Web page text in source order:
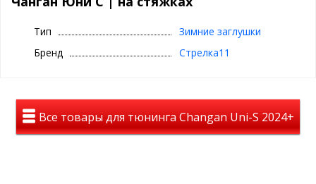
температурах
⊕ надежно фиксируется,идельно повторяет
⊕ используется зимой для защиты от грязи,
⊕ зимняя защита сделана из пластика -
эластичный и практичный
Тип
Зимние заглушки
Бренд
Стрелка11
Все товары для тюнинга Changan Uni-S 2024+